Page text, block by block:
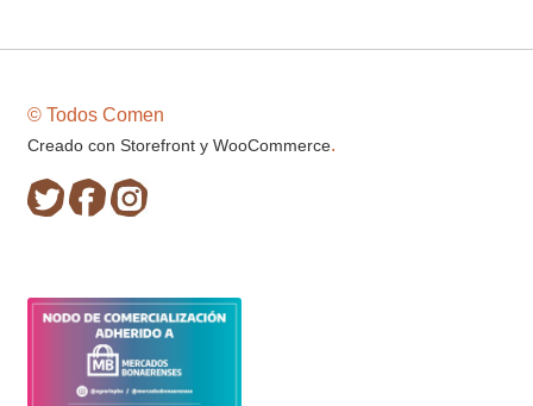
© Todos Comen
Creado con Storefront y WooCommerce.